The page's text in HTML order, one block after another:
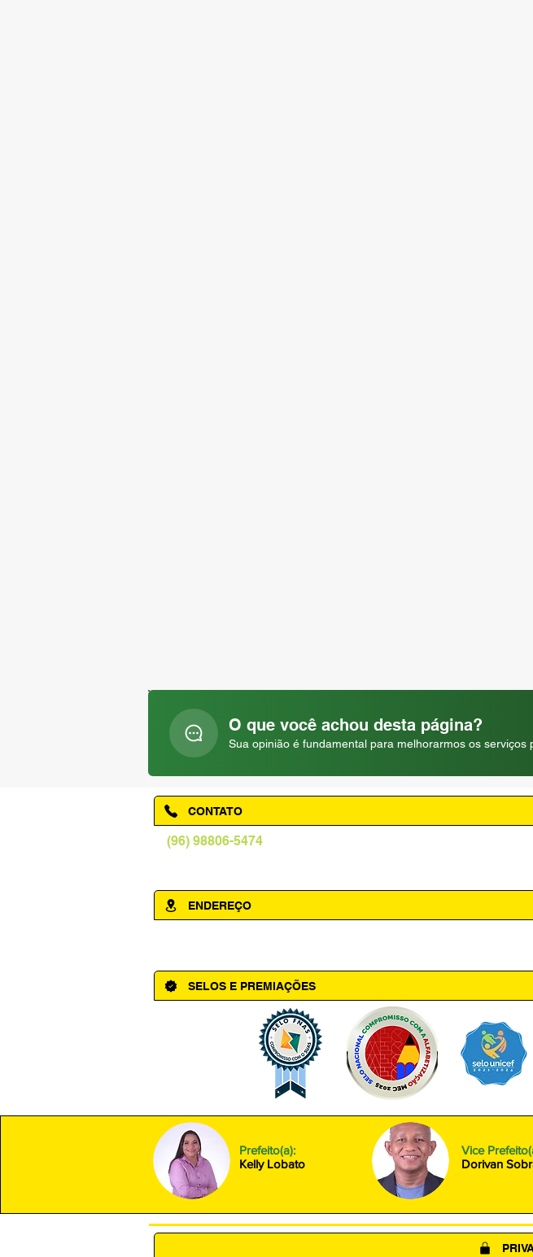
O que você achou desta página?
Sua opinião é fundamental para melhorarmos os serviços
(96) 98806-5474
CONTATO
ENDEREÇO
SELOS E PREMIAÇÕES
Prefeito(a):
Kelly Lobato
Vice
Dorivan